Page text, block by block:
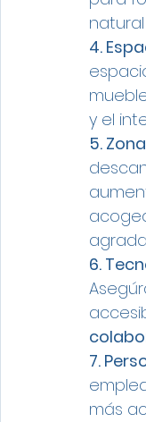
4.
y el
5.
6.
7.
más